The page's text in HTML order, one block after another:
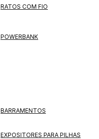
RATOS COM FIO
POWERBANK
BARRAMENTOS
EXPOSITORES PARA PILHAS